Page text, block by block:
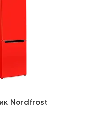
Nordfrost